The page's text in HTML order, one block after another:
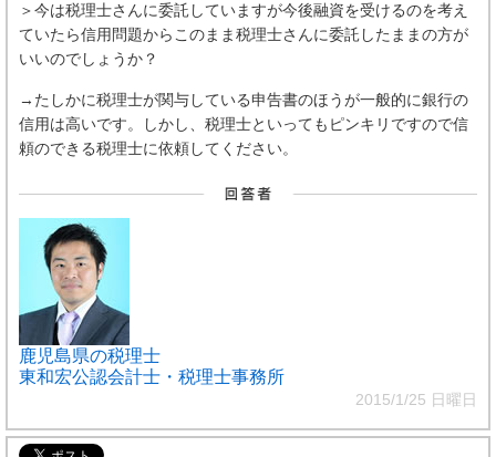
＞今は税理士さんに委託していますが今後融資を受けるのを考え
ていたら信用問題からこのまま税理士さんに委託したままの方が
いいのでしょうか？
→たしかに税理士が関与している申告書のほうが一般的に銀行の
信用は高いです。しかし、税理士といってもピンキリですので信
頼のできる税理士に依頼してください。
鹿児島県の税理士
東和宏公認会計士・税理士事務所
2015/1/25 日曜日